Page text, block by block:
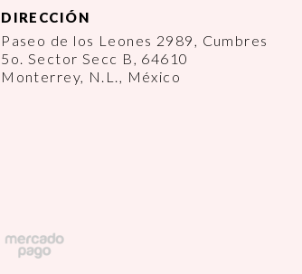
DIRECCIÓN
Paseo de los Leones 2989, Cumbres
5o. Sector Secc B, 64610
Monterrey, N.L., México